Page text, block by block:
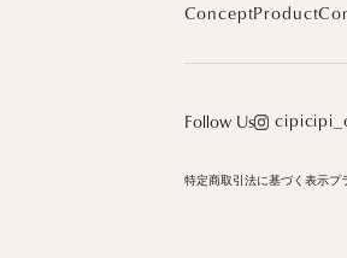
ConceptProduct
Follow Us
特定商取引法に基づく表示プ